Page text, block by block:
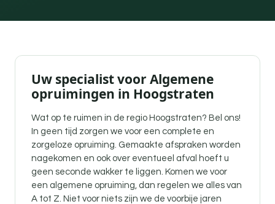
Uw specialist voor Algemene
opruimingen in Hoogstraten
Wat op te ruimen in de regio Hoogstraten? Bel ons!
In geen tijd zorgen we voor een complete en
zorgeloze opruiming. Gemaakte afspraken worden
nagekomen en ook over eventueel afval hoeft u
geen seconde wakker te liggen. Komen we voor
een algemene opruiming, dan regelen we alles van
A tot Z. Niet voor niets zijn we de voorbije jaren